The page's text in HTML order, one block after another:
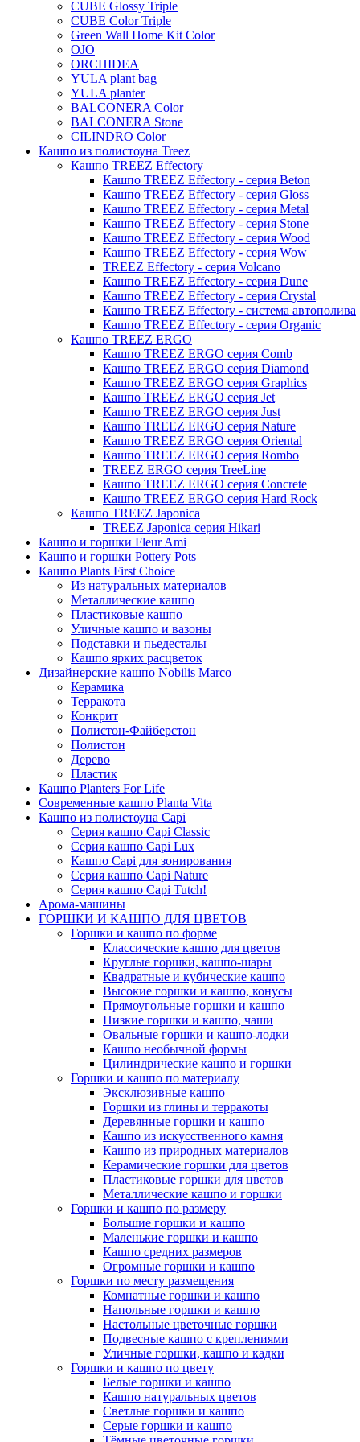
Karlijn
Mees
Thies
Moda
CUBE Glossy Triple
CUBE Color Triple
Green Wall Home Kit Color
OJO
ORCHIDEA
YULA plant bag
YULA planter
BALCONERA Color
BALCONERA Stone
CILINDRO Color
Кашпо из полистоуна Treez
Кашпо TREEZ Effectory
Кашпо TREEZ Effectory - серия Beton
Кашпо TREEZ Effectory - серия Gloss
Кашпо TREEZ Effectory - серия Metal
Кашпо TREEZ Effectory - серия Stone
Кашпо TREEZ Effectory - серия Wood
Кашпо TREEZ Effectory - серия Wow
TREEZ Effectory - серия Volcano
Кашпо TREEZ Effectory - серия Dune
Кашпо TREEZ Effectory - серия Crystal
Кашпо TREEZ Effectory - система автополива
Кашпо TREEZ Effectory - серия Organic
Кашпо TREEZ ERGO
Кашпо TREEZ ERGO серия Comb
Кашпо TREEZ ERGO серия Diamond
Кашпо TREEZ ERGO серия Graphics
Кашпо TREEZ ERGO серия Jet
Кашпо TREEZ ERGO серия Just
Кашпо TREEZ ERGO серия Nature
Кашпо TREEZ ERGO серия Oriental
Кашпо TREEZ ERGO серия Rombo
TREEZ ERGO серия TreeLine
Кашпо TREEZ ERGO серия Concrete
Кашпо TREEZ ERGO серия Hard Rock
Кашпо TREEZ Japonica
TREEZ Japonica серия Hikari
Кашпо и горшки Fleur Ami
Кашпо и горшки Pottery Pots
Кашпо Plants First Choice
Из натуральных материалов
Металлические кашпо
Пластиковые кашпо
Уличные кашпо и вазоны
Подставки и пьедесталы
Кашпо ярких расцветок
Дизайнерские кашпо Nobilis Marco
Керамика
Терракота
Конкрит
Полистон-Файберстон
Полистон
Дерево
Пластик
Кашпо Planters For Life
Современные кашпо Planta Vita
Кашпо из полистоуна Capi
Серия кашпо Capi Classic
Серия кашпо Capi Lux
Кашпо Capi для зонирования
Серия кашпо Capi Nature
Серия кашпо Capi Tutch!
Арома-машины
ГОРШКИ И КАШПО ДЛЯ ЦВЕТОВ
Горшки и кашпо по форме
Классические кашпо для цветов
Круглые горшки, кашпо-шары
Квадратные и кубические кашпо
Высокие горшки и кашпо, конусы
Прямоугольные горшки и кашпо
Низкие горшки и кашпо, чаши
Овальные горшки и кашпо-лодки
Кашпо необычной формы
Цилиндрические кашпо и горшки
Горшки и кашпо по материалу
Эксклюзивные кашпо
Горшки из глины и терракоты
Деревянные горшки и кашпо
Кашпо из искусственного камня
Кашпо из природных материалов
Керамические горшки для цветов
Пластиковые горшки для цветов
Металлические кашпо и горшки
Горшки и кашпо по размеру
Большие горшки и кашпо
Маленькие горшки и кашпо
Кашпо средних размеров
Огромные горшки и кашпо
Горшки по месту размещения
Комнатные горшки и кашпо
Напольные горшки и кашпо
Настольные цветочные горшки
Подвесные кашпо с креплениями
Уличные горшки, кашпо и кадки
Горшки и кашпо по цвету
Белые горшки и кашпо
Кашпо натуральных цветов
Светлые горшки и кашпо
Серые горшки и кашпо